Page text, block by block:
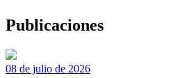
Publicaciones
08 de julio de 2026